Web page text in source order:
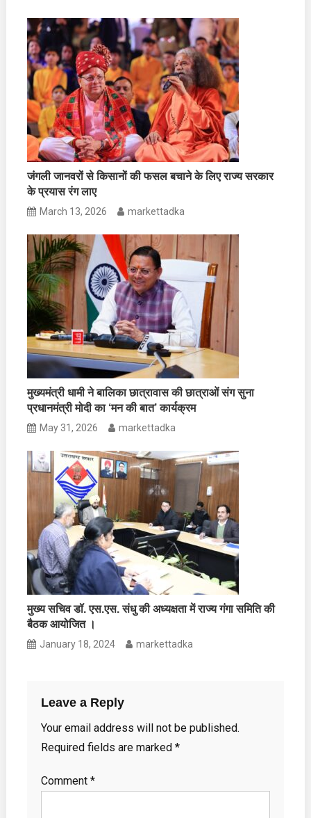
जंगली जानवरों से किसानों की फसल बचाने के लिए राज्य सरकार
के प्रयास रंग लाए
March 13, 2026 markettadka
मुख्यमंत्री धामी ने बालिका छात्रावास की छात्राओं संग सुना
प्रधानमंत्री मोदी का ‘मन की बात’ कार्यक्रम
May 31, 2026 markettadka
मुख्य सचिव डॉ. एस.एस. संधु की अध्यक्षता में राज्य गंगा समिति की
बैठक आयोजित ।
January 18, 2024 markettadka
Leave a Reply
Your email address will not be published.
Required fields are marked *
Comment *